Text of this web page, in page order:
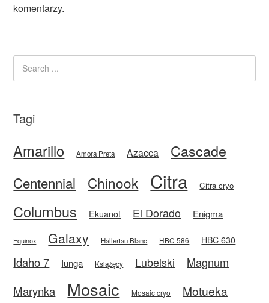
komentarzy.
Tagi
Amarillo Amora Preta Azacca Cascade
Centennial Chinook Citra Citra cryo
Columbus Ekuanot El Dorado Enigma
Equinox Galaxy Hallertau Blanc HBC 586 HBC 630
Idaho 7 Iunga Książęcy Lubelski
Magnum
Marynka
Mosaic Mosaic cryo Motueka